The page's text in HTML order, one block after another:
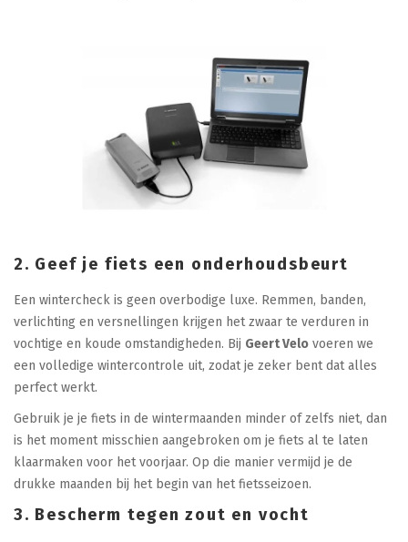
2. Geef je fiets een onderhoudsbeurt
Een wintercheck is geen overbodige luxe. Remmen, banden,
verlichting en versnellingen krijgen het zwaar te verduren in
vochtige en koude omstandigheden. Bij Geert Velo voeren we
een volledige wintercontrole uit, zodat je zeker bent dat alles
perfect werkt.
Gebruik je je fiets in de wintermaanden minder of zelfs niet, dan
is het moment misschien aangebroken om je fiets al te laten
klaarmaken voor het voorjaar. Op die manier vermijd je de
drukke maanden bij het begin van het fietsseizoen.
3. Bescherm tegen zout en vocht